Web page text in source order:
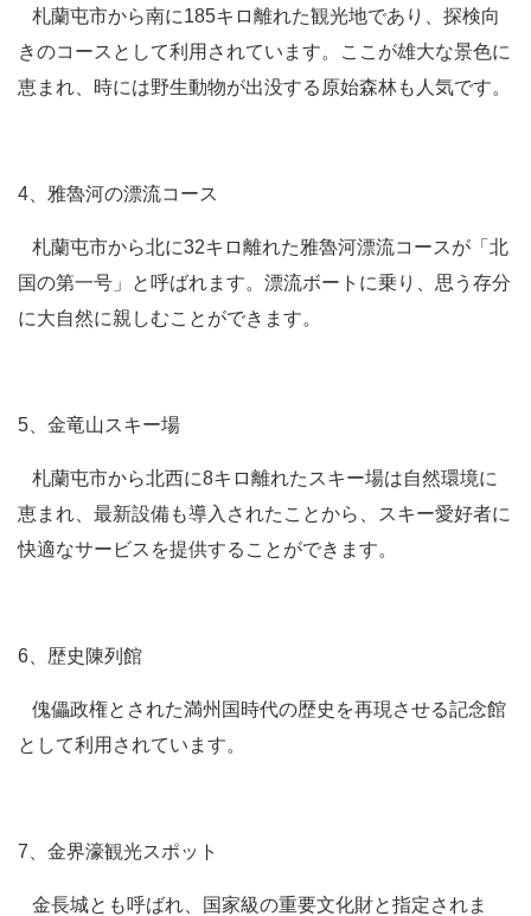
札蘭屯市から南に185キロ離れた観光地であり、探検向
きのコースとして利用されています。ここが雄大な景色に
恵まれ、時には野生動物が出没する原始森林も人気です。
4、雅魯河の漂流コース
札蘭屯市から北に32キロ離れた雅魯河漂流コースが「北
国の第一号」と呼ばれます。漂流ボートに乗り、思う存分
に大自然に親しむことができます。
5、金竜山スキー場
札蘭屯市から北西に8キロ離れたスキー場は自然環境に
恵まれ、最新設備も導入されたことから、スキー愛好者に
快適なサービスを提供することができます。
6、歴史陳列館
傀儡政権とされた満州国時代の歴史を再現させる記念館
として利用されています。
7、金界濠観光スポット
金長城とも呼ばれ、国家級の重要文化財と指定されま